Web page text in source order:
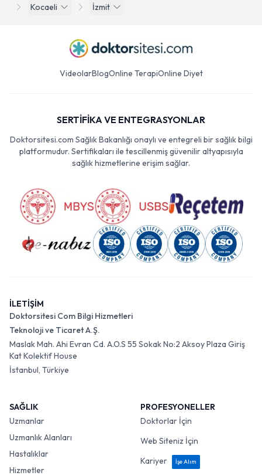
Kocaeli
İzmit
VideolarBlogOnline TerapiOnline Diyet
SERTİFİKA VE ENTEGRASYONLAR
Doktorsitesi.com Sağlık Bakanlığı onaylı ve entegreli bir sağlık bilgi
platformudur. Sertifikaları ile tescillenmiş güvenilir altyapısıyla
sağlık hizmetlerine erişim sağlar.
İLETİŞİM
Doktorsitesi Com Bilgi Hizmetleri
Teknoloji ve Ticaret A.Ş.
Maslak Mah. Ahi Evran Cd. A.O.S 55 Sokak No:2 Aksoy Plaza Giriş
Kat Kolektif House
İstanbul, Türkiye
SAĞLIK
Uzmanlar
Uzmanlık Alanları
Hastalıklar
Hizmetler
PROFESYONELLER
Doktorlar İçin
Web Siteniz İçin
Kariyer
İşe Alım